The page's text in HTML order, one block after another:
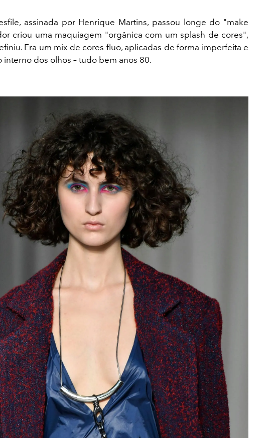
assinada por Henrique Martins, passou longe do "make
criou uma maquiagem "orgânica com um splash de cores",
Era um mix de cores fluo, aplicadas de forma imperfeita e
interno dos olhos – tudo bem anos 80.